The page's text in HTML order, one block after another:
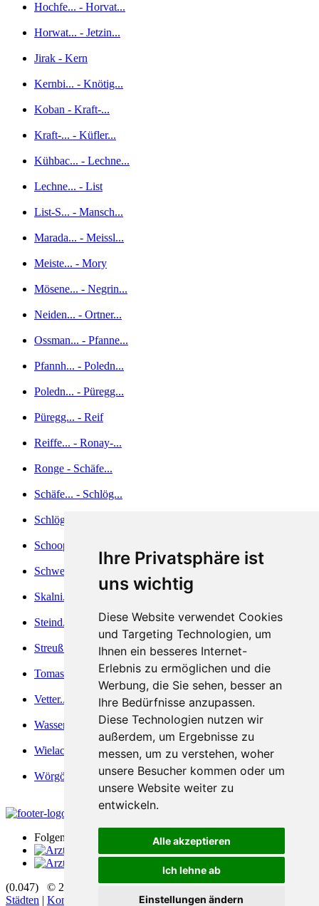
Ihre Privatsphäre ist
uns wichtig
Diese Website verwendet Cookies
und Targeting Technologien, um
Ihnen ein besseres Internet-
Erlebnis zu ermöglichen und die
Werbung, die Sie sehen, besser an
Ihre Bedürfnisse anzupassen.
Diese Technologien nutzen wir
außerdem, um Ergebnisse zu
messen, um zu verstehen, woher
unsere Besucher kommen oder um
unsere Website weiter zu
entwickeln.
Alle akzeptieren
Ich lehne ab
Einstellungen ändern
Hochfe... - Horvat...
Horwat... - Jetzin...
Jirak - Kern
Kernbi... - Knötig...
Koban - Kraft-...
Kraft-... - Küfler...
Kühbac... - Lechne...
Lechne... - List
List-S... - Mansch...
Marada... - Meissl...
Meiste... - Mory
Mösene... - Negrin...
Neiden... - Ortner...
Ossman... - Pfanne...
Pfannh... - Poledn...
Poledn... - Püregg...
Püregg... - Reif
Reiffe... - Ronay-...
Ronge - Schäfe...
Schäfe... - Schlög...
Schlög... - Schönl...
Schoop... - Schwär...
Schweh... - Six
Skalni... - Steinb...
Steind... - Stremn...
Streuß... - Tomann...
Tomase... - Vescol...
Vetter... - Wasser...
Wasser... - Wiegel...
Wielac... - Worel
Wörgöt... - Zymbal...
Folgen Sie uns
(0.047) © 2004 - 2026 DEV AG |Zahnarztsuche|Zahnärzte in
Städten | Kontakt Impressum|AGB|Datenschutz|